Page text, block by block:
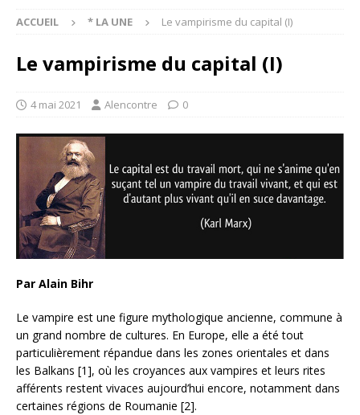
ACCUEIL * LA UNE Le vampirisme du capital (I)
Le vampirisme du capital (I)
4 mai 2021 Alencontre 0
Par Alain Bihr
Le vampire est une figure mythologique ancienne, commune à
un grand nombre de cultures. En Europe, elle a été tout
particulièrement répandue dans les zones orientales et dans
les Balkans [1], où les croyances aux vampires et leurs rites
afférents restent vivaces aujourd’hui encore, notamment dans
certaines régions de Roumanie [2].